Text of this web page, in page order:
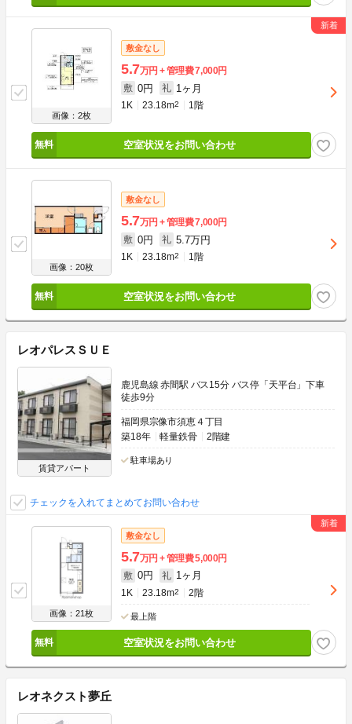
画像：2枚
敷金なし
5.7万円 管理費7,000円
敷 0円 礼 1ヶ月
1K 23.18m2 1階
空室状況をお問い合わせ
画像：20枚
敷金なし
5.7万円 管理費7,000円
敷 0円 礼 5.7万円
1K 23.18m2 1階
空室状況をお問い合わせ
レオパレスＳＵＥ
賃貸アパート
鹿児島線 赤間駅 バス15分 バス停「天平台」下車
徒歩9分
福岡県宗像市須恵４丁目
築18年
軽量鉄骨 2階建
駐車場あり
チェックを入れてまとめてお問い合わせ
画像：21枚
敷金なし
5.7万円 管理費5,000円
敷 0円 礼 1ヶ月
1K 23.18m2 2階
最上階
空室状況をお問い合わせ
レオネクスト夢丘